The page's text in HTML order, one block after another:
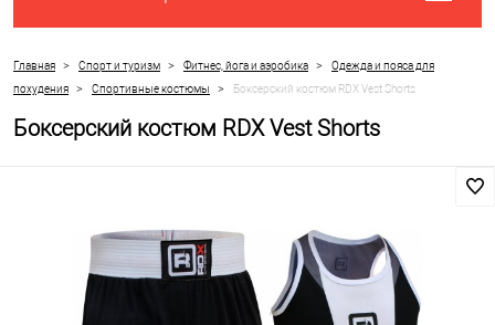
Главная > Спорт и туризм > Фитнес, йога и аэробика >
Одежда и пояса для
похудения
> Спортивные костюмы > Боксерский костюм RDX Vest Shorts
Боксерский костюм RDX Vest Shorts